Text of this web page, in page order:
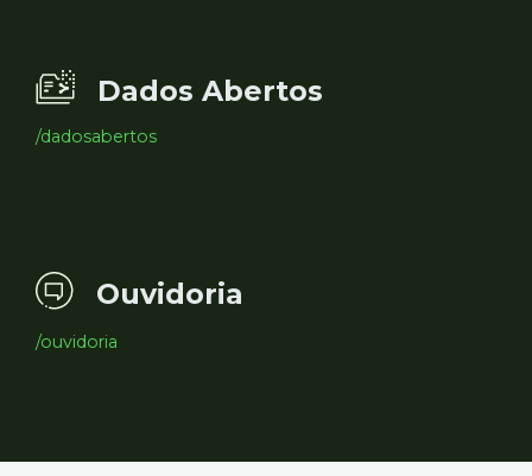
Dados Abertos
/dadosabertos
Ouvidoria
/ouvidoria